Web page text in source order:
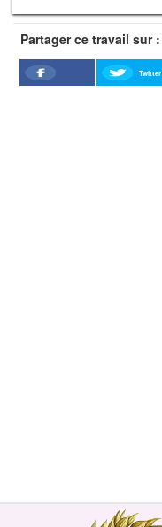
Partager ce travail sur :
Facebook
Twitter